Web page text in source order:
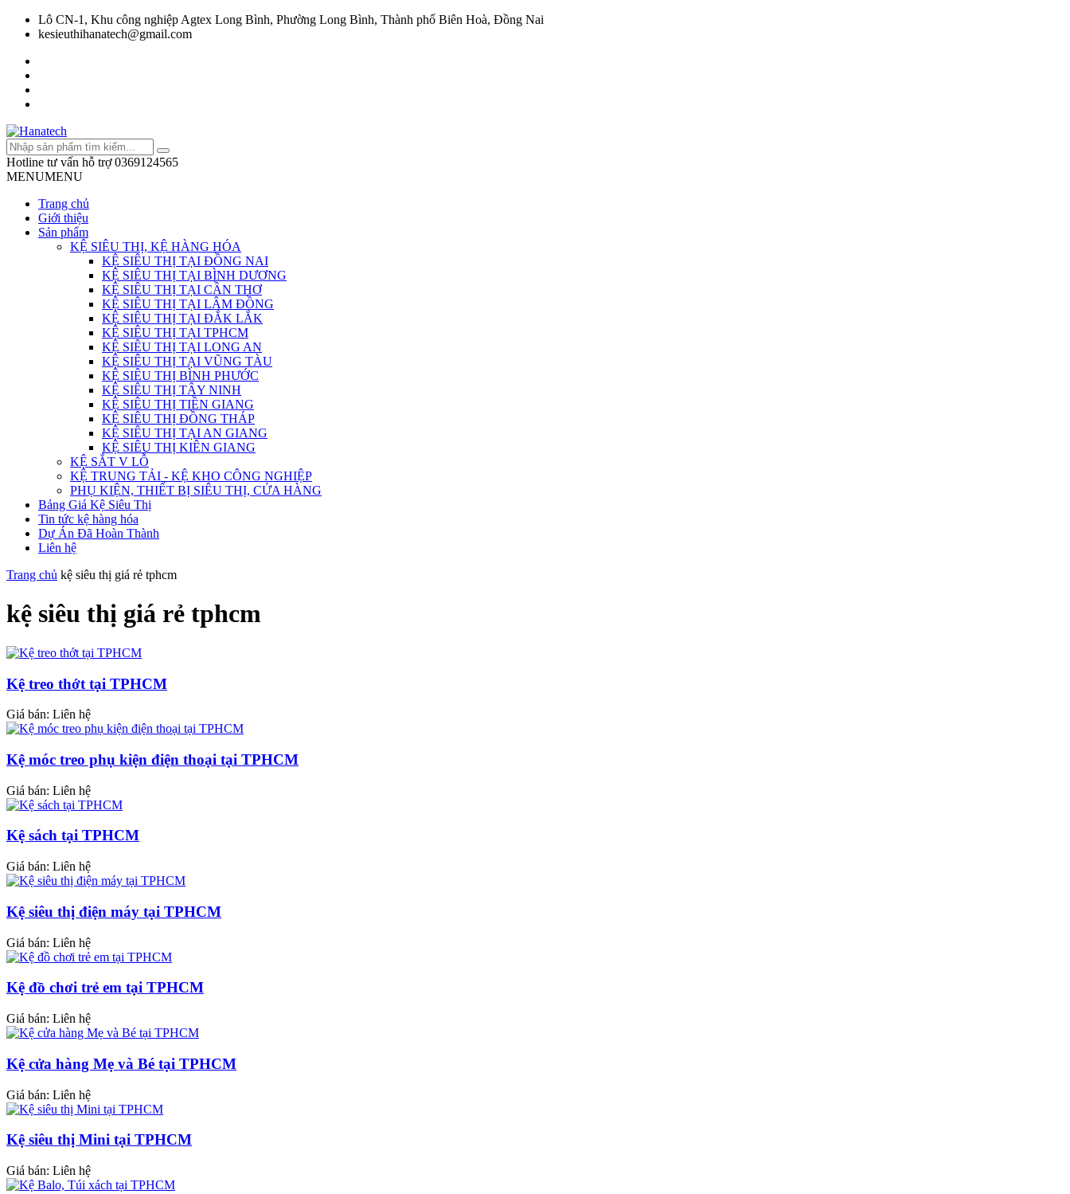
Lô CN-1, Khu công nghiệp Agtex Long Bình, Phường Long Bình, Thành phố Biên Hoà, Đồng Nai
kesieuthihanatech@gmail.com
Hotline tư vấn hỗ trợ 0369124565
MENUMENU
Trang chủ
Giới thiệu
Sản phẩm
KỆ SIÊU THỊ, KỆ HÀNG HÓA
KỆ SIÊU THỊ TẠI ĐỒNG NAI
KỆ SIÊU THỊ TẠI BÌNH DƯƠNG
KỆ SIÊU THỊ TẠI CẦN THƠ
KỆ SIÊU THỊ TẠI LÂM ĐỒNG
KỆ SIÊU THỊ TẠI ĐẮK LẮK
KỆ SIÊU THỊ TẠI TPHCM
KỆ SIÊU THỊ TẠI LONG AN
KỆ SIÊU THỊ TẠI VŨNG TÀU
KỆ SIÊU THỊ BÌNH PHƯỚC
KỆ SIÊU THỊ TÂY NINH
KỆ SIÊU THỊ TIỀN GIANG
KỆ SIÊU THỊ ĐỒNG THÁP
KỆ SIÊU THỊ TẠI AN GIANG
KỆ SIÊU THỊ KIÊN GIANG
KỆ SẮT V LỖ
KỆ TRUNG TẢI - KỆ KHO CÔNG NGHIỆP
PHỤ KIỆN, THIẾT BỊ SIÊU THỊ, CỬA HÀNG
Bảng Giá Kệ Siêu Thị
Tin tức kệ hàng hóa
Dự Án Đã Hoàn Thành
Liên hệ
Trang chủ kệ siêu thị giá rẻ tphcm
kệ siêu thị giá rẻ tphcm
Kệ treo thớt tại TPHCM
Giá bán: Liên hệ
Kệ móc treo phụ kiện điện thoại tại TPHCM
Giá bán: Liên hệ
Kệ sách tại TPHCM
Giá bán: Liên hệ
Kệ siêu thị điện máy tại TPHCM
Giá bán: Liên hệ
Kệ đồ chơi trẻ em tại TPHCM
Giá bán: Liên hệ
Kệ cửa hàng Mẹ và Bé tại TPHCM
Giá bán: Liên hệ
Kệ siêu thị Mini tại TPHCM
Giá bán: Liên hệ